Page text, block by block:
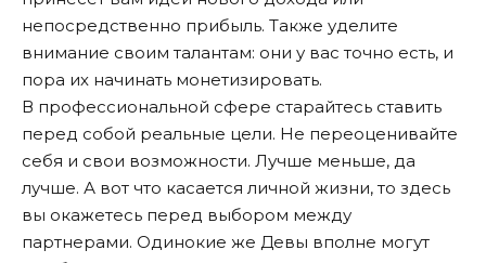
непосредственно прибыль. Также уделите
внимание своим талантам: они у вас точно есть, и
пора их начинать монетизировать.
В профессиональной сфере старайтесь ставить
перед собой реальные цели. Не переоценивайте
себя и свои возможности. Лучше меньше, да
лучше. А вот что касается личной жизни, то здесь
вы окажетесь перед выбором между
партнерами. Одинокие же Девы вполне могут